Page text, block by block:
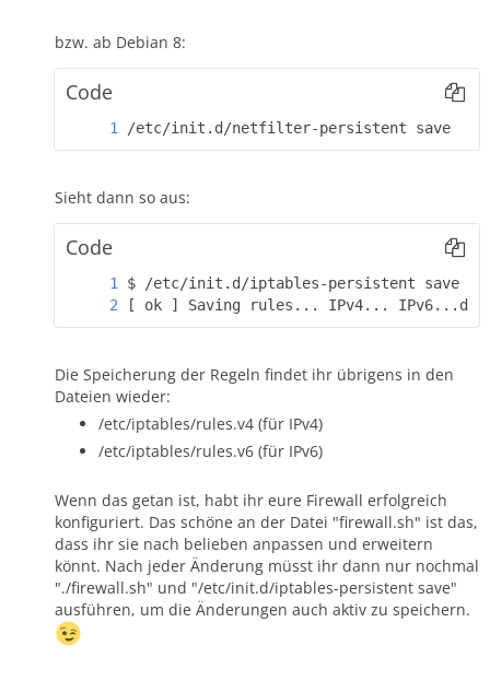
bzw. ab Debian 8:
Code
/etc/init.d/netfilter-persistent save
Sieht dann so aus:
Code
[ ok ] Saving rules... IPv4...
Die Speicherung der Regeln findet ihr übrigens in den
Dateien wieder:
/etc/iptables/rules.v4 (für IPv4)
/etc/iptables/rules.v6 (für IPv6)
Wenn das getan ist, habt ihr eure Firewall erfolgreich
konfiguriert. Das schöne an der Datei "firewall.sh" ist das,
dass ihr sie nach belieben anpassen und erweitern
könnt. Nach jeder Änderung müsst ihr dann nur nochmal
"./firewall.sh" und "/etc/init.d/iptables-persistent save"
ausführen, um die Änderungen auch aktiv zu speichern.